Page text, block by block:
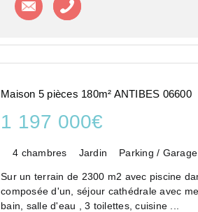
Maison 5 pièces 180m² ANTIBES 06600
1 197 000€
4 chambres Jardin Parking / Garage
Sur un terrain de 2300 m2 avec piscine
composée d'un, séjour cathédrale avec
bain, salle d'eau , 3 toilettes, cuisine ...